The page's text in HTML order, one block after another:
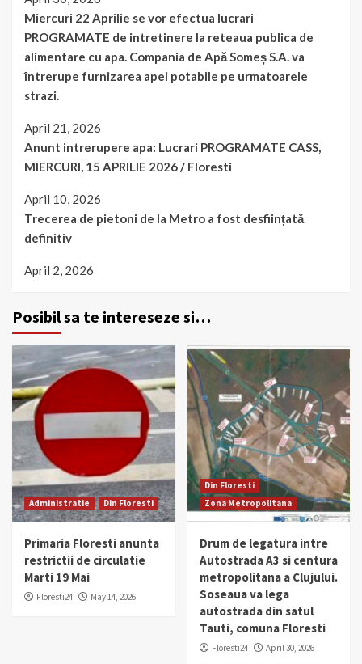
Miercuri 22 Aprilie se vor efectua lucrari
PROGRAMATE de intretinere la reteaua publica de
alimentare cu apa. Compania de Apă Someș S.A. va
întrerupe furnizarea apei potabile pe urmatoarele
strazi.
April 21, 2026
Anunt intrerupere apa: Lucrari PROGRAMATE CASS,
MIERCURI, 15 APRILIE 2026 / Floresti
April 10, 2026
Trecerea de pietoni de la Metro a fost desființată
definitiv
April 2, 2026
Posibil sa te intereseze si…
Administratie Din Floresti
Primaria Floresti anunta
restrictii de circulatie
Marti 19 Mai
Floresti24 May 14, 2026
Din Floresti
Zona Metropolitana
Drum de legatura intre
Autostrada A3 si centura
metropolitana a Clujului.
Soseaua va lega
autostrada din satul
Tauti, comuna Floresti
Floresti24 April 30, 2026